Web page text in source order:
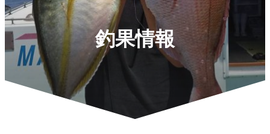
釣果情報